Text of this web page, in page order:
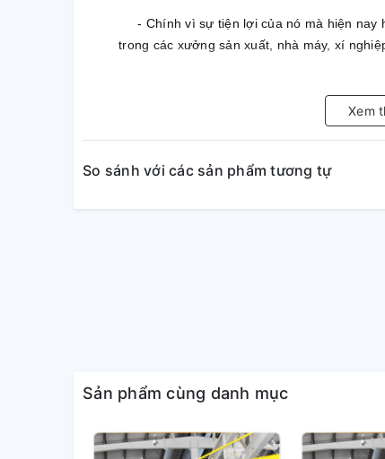
- Chính vì sự tiện lợi của nó mà hiện nay
trong các xưởng sản xuất, nhà máy, xí
có các đặc điểm là:
- Một dầm chính để làm đường chạy cho
- Palang này được dùng để giúp nâng hạ
chính.
- Hệ thống điện & hệ dầm đỡ ray cầu
Xem
So sánh với các sản phẩm tương tự
Sản phẩm cùng danh mục